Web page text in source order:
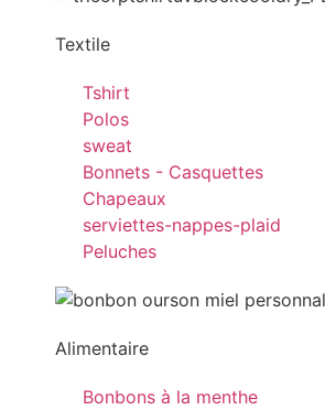
Textile
Tshirt
Polos
sweat
Bonnets - Casquettes
Chapeaux
serviettes-nappes-plaid
Peluches
Alimentaire
Bonbons à la menthe